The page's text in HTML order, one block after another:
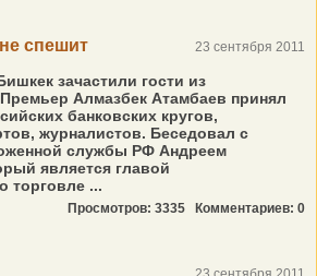
спешит 23 сентября 2011
зачастили гости из
Алмазбек Атамбаев принял
банковских кругов,
журналистов. Беседовал с
службы РФ Андреем
является главой
торговле ...
Просмотров: 3335 Комментариев: 0